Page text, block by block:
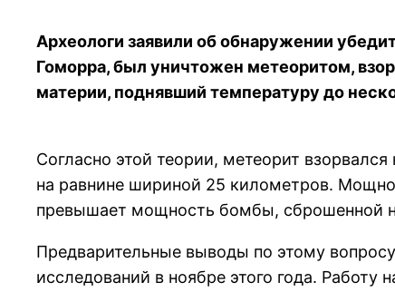
Археологи заявили об обнаружении
Гоморра, был уничтожен метеоритом,
материи, поднявший температуру до
Согласно этой теории, метеорит
на равнине шириной 25 километров.
превышает мощность бомбы, сброшенной
Предварительные выводы по этому
исследований в ноябре этого года. Работу